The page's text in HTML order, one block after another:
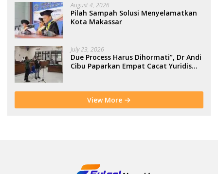
August 4, 2026
Pilah Sampah Solusi Menyelamatkan
Kota Makassar
July 23, 2026
Due Process Harus Dihormati”, Dr Andi
Cibu Paparkan Empat Cacat Yuridis
View More